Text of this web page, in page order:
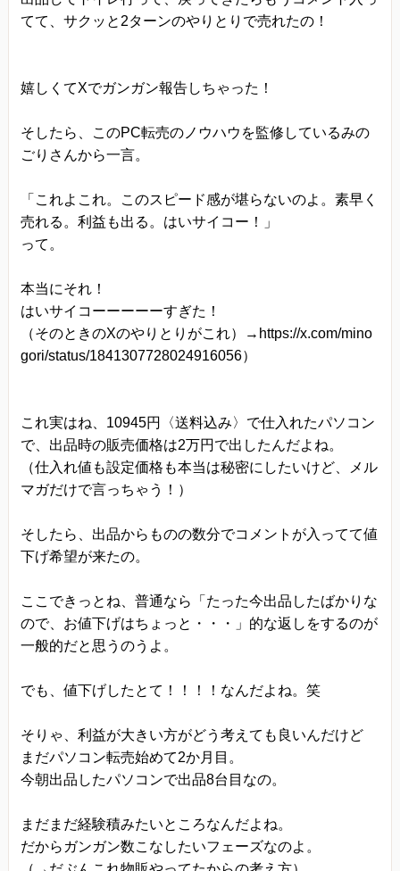
サービス向上のための意見収集
・各種のお問い合わせ対応
当方は、法令に基づく場合等正当な理由によらな
事前に本人の同意を得ることなく、個人情報を第
三者に開示・提供することはありません。
個人情報の管理
当方は、個人情報の漏洩、滅失、毀損等を防止す
るために、個人情報保護管理責任者を設置し、
に、また最新なものに保つよう、 お預かりした個
人情報の適切な管理を行います。
情報内容の照会、修正または削除
ご本人であることを確認させていただいたうえ
で、合理的な範囲ですみやかに 対応させていただ
きます。
について
お客様が、当ウェブサイトで掲示した本方針を守
通じて当方にまずご連絡ください。
内容確認後、折り返しメールでの連絡をした後、
てて、サクッと2ターンのやりとりで売れたの！
嬉しくてXでガンガン報告しちゃった！
そしたら、このPC転売のノウハウを監修しているみの
ごりさんから一言。
「これよこれ。このスピード感が堪らないのよ。素早く
売れる。利益も出る。はいサイコー！」
って。
本当にそれ！
はいサイコーーーーーすぎた！
（そのときのXのやりとりがこれ）→https://x.com/mino
gori/status/1841307728024916056）
これ実はね、10945円〈送料込み〉で仕入れたパソコン
で、出品時の販売価格は2万円で出したんだよね。
（仕入れ値も設定価格も本当は秘密にしたいけど、メル
マガだけで言っちゃう！）
そしたら、出品からものの数分でコメントが入ってて値
下げ希望が来たの。
ここできっとね、普通なら「たった今出品したばかりな
ので、お値下げはちょっと・・・」的な返しをするのが
一般的だと思うのうよ。
でも、値下げしたとて！！！！なんだよね。笑
そりゃ、利益が大きい方がどう考えても良いんだけど
まだパソコン転売始めて2か月目。
今朝出品したパソコンで出品8台目なの。
まだまだ経験積みたいところなんだよね。
だからガンガン数こなしたいフェーズなのよ。